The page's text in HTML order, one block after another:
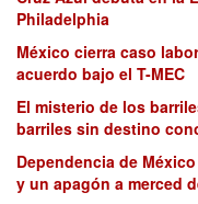
Philadelphia
México cierra caso
acuerdo bajo el T-MEC
El misterio de los
barriles sin destino
Dependencia de
y un apagón a merced